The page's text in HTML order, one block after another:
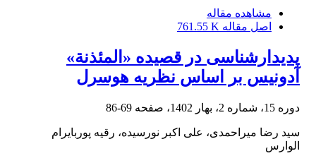
مشاهده مقاله
اصل مقاله 761.55 K
پدیدارشناسی در قصیده «المئذنة»
آدونیس بر اساس نظریه هوسرل
دوره 15، شماره 2، بهار 1402، صفحه 69-86
سید رضا میراحمدی، علی اکبر نورسیده، رقیه پوربایرام
الوارس